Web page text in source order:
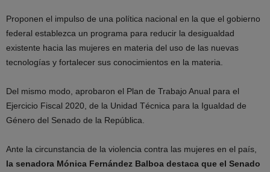
Proponen el impulso de una política nacional en la que el gobierno
federal establezca un programa para reducir la desigualdad
existente hacia las mujeres en materia del uso de las nuevas
tecnologías y fortalecer sus conocimientos en la materia.
Del mismo modo, aprobaron el Plan de Trabajo Anual para el
Ejercicio Fiscal 2020, de la Unidad Técnica para la Igualdad de
Género del Senado de la República.
Ante la circunstancia de la violencia contra las mujeres en el país,
la senadora Mónica Fernández Balboa destaca que el Senado